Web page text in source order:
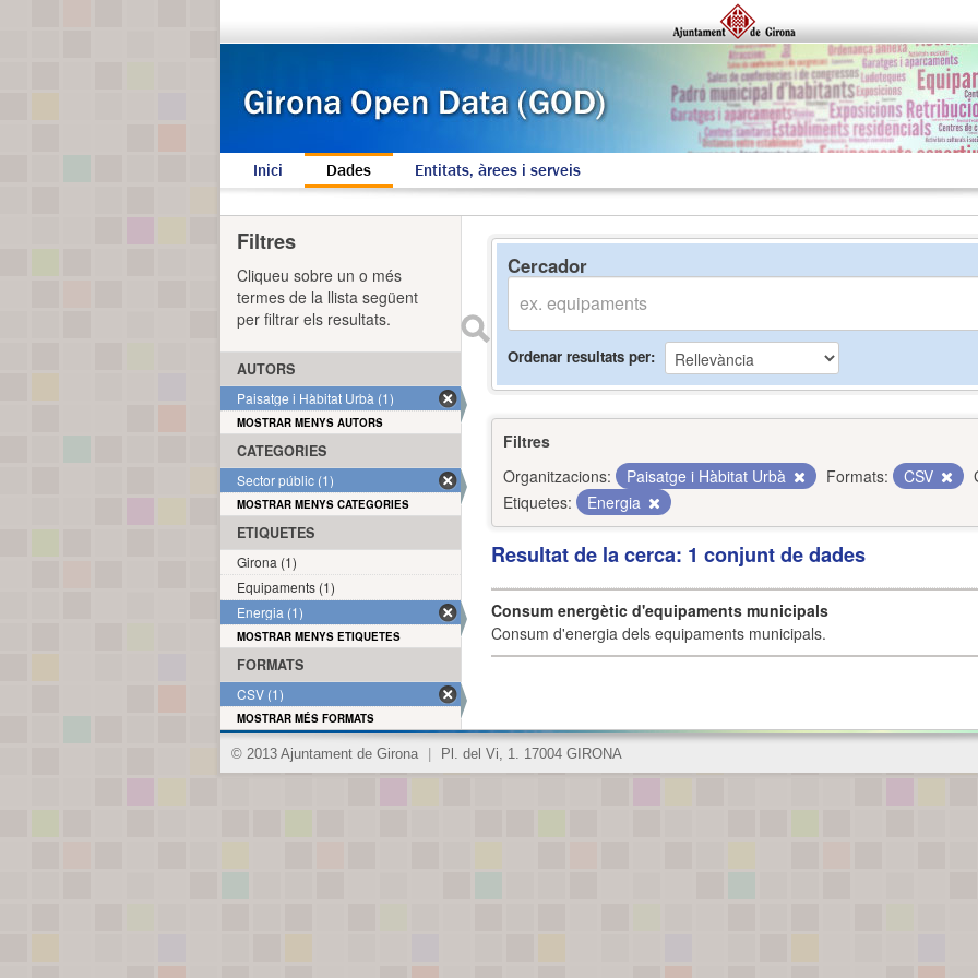
Inici Dades Entitats, àrees i serveis
Cercador
Ordenar resultats per
Filtres
Organitzacions:
Paisatge i Hàbitat Urbà Formats: CSV
Etiquetes:
Energia
Resultat de la cerca: 1 conjunt de dades
Consum energètic d'equipaments municipals
Consum d'energia dels equipaments municipals.
Filtres
Cliqueu sobre un o més
termes de la llista següent
per filtrar els resultats.
AUTORS
Paisatge i Hàbitat Urbà (1)
MOSTRAR MENYS AUTORS
CATEGORIES
Sector públic (1)
MOSTRAR MENYS CATEGORIES
ETIQUETES
Girona (1)
Equipaments (1)
Energia (1)
MOSTRAR MENYS ETIQUETES
FORMATS
CSV (1)
MOSTRAR MÉS FORMATS
© 2013 Ajuntament de Girona Pl. del Vi, 1. 17004 GIRONA